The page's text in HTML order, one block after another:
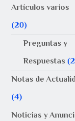
Artículos varios
(20)
Preguntas y
Respuestas
Notas de
(4)
Noticias y